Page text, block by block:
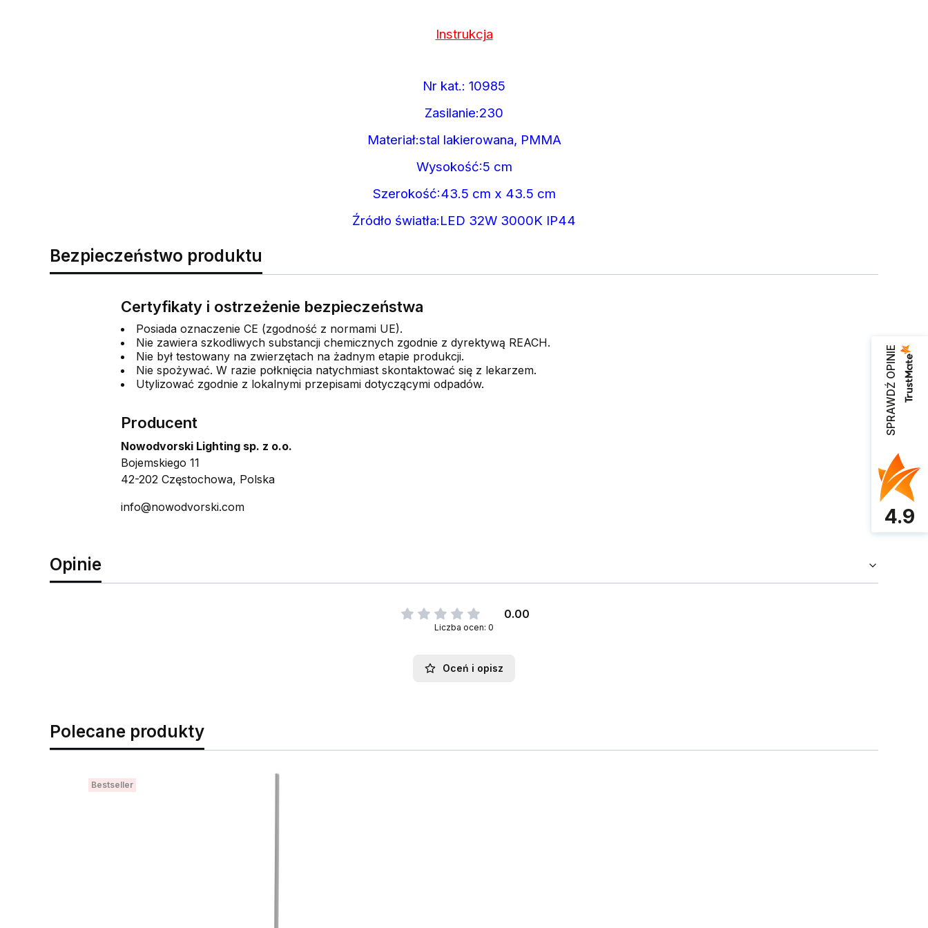
Instrukcja
Nr kat.: 10985
Zasilanie:230
Materiał:stal lakierowana, PMMA
Wysokość:5 cm
Szerokość:43.5 cm x 43.5 cm
Źródło światła:LED 32W 3000K IP44
Bezpieczeństwo produktu
Certyfikaty i ostrzeżenie bezpieczeństwa
Posiada oznaczenie CE (zgodność z normami UE).
Nie zawiera szkodliwych substancji chemicznych zgodnie z dyrektywą REACH.
Nie był testowany na zwierzętach na żadnym etapie produkcji.
Nie spożywać. W razie połknięcia natychmiast skontaktować się z lekarzem.
Utylizować zgodnie z lokalnymi przepisami dotyczącymi odpadów.
Producent
Nowodvorski Lighting sp. z o.o.
Bojemskiego 11
42-202 Częstochowa, Polska
info@nowodvorski.com
Opinie
0.00
Liczba ocen: 0
Oceń i opisz
Polecane produkty
Bestseller
SPRAWDŹ OPINIE
4.9